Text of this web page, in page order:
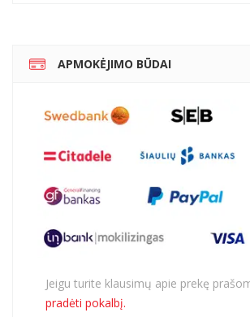
APMOKĖJIMO BŪDAI
Jeigu turite klausimų apie prekę
pradėti pokalbį.